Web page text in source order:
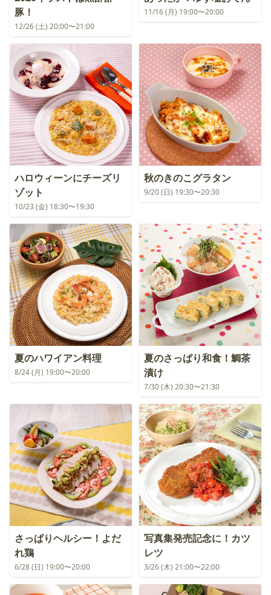
豚！
12/26 (土) 20:00〜21:00
11/16 (月) 19:00〜20:00
ハロウィーンにチーズリ
ゾット
10/23 (金) 18:30〜19:30
秋のきのこグラタン
9/20 (日) 19:30〜20:30
夏のハワイアン料理
8/24 (月) 19:00〜20:00
夏のさっぱり和食！鯛茶
漬け
7/30 (木) 20:30〜21:30
さっぱりヘルシー！よだ
れ鶏
6/28 (日) 19:00〜20:00
写真集発売記念に！カツ
レツ
3/26 (木) 21:00〜22:00